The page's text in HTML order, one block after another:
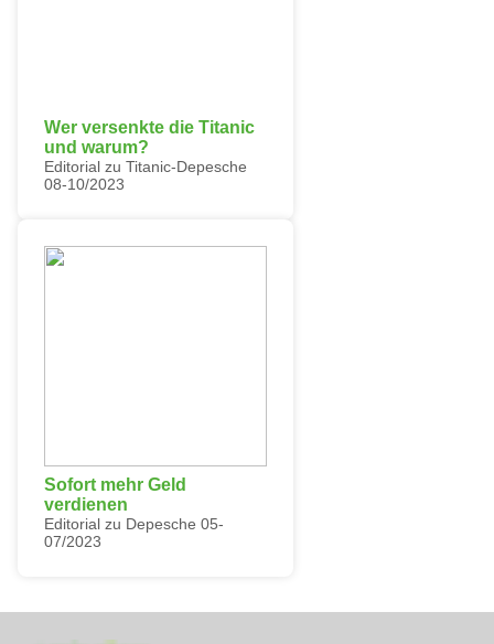
Wer versenkte die Titanic
und warum?
Editorial zu Titanic-Depesche
08-10/2023
Sofort mehr Geld
verdienen
Editorial zu Depesche 05-
07/2023